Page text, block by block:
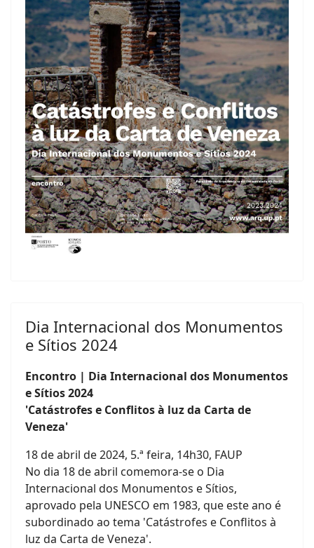
Dia Internacional dos Monumentos
e Sítios 2024
Encontro | Dia Internacional dos Monumentos
e Sítios 2024
'Catástrofes e Conflitos à luz da Carta de
Veneza'
18 de abril de 2024, 5.ª feira, 14h30, FAUP
No dia 18 de abril comemora-se o Dia
Internacional dos Monumentos e Sítios,
aprovado pela UNESCO em 1983, que este ano é
subordinado ao tema 'Catástrofes e Conflitos à
luz da Carta de Veneza'.